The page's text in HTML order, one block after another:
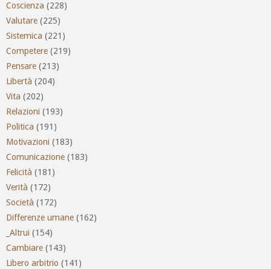
Coscienza (228)
Valutare (225)
Sistemica (221)
Competere (219)
Pensare (213)
Libertà (204)
Vita (202)
Relazioni (193)
Politica (191)
Motivazioni (183)
Comunicazione (183)
Felicità (181)
Verità (172)
Società (172)
Differenze umane (162)
_Altrui (154)
Cambiare (143)
Libero arbitrio (141)